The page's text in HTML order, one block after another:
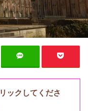
ックしてくださ